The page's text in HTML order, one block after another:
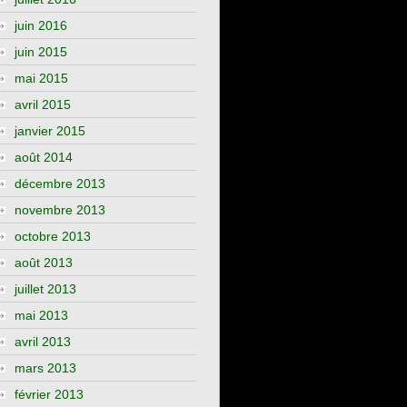
juin 2016
juin 2015
mai 2015
avril 2015
janvier 2015
août 2014
décembre 2013
novembre 2013
octobre 2013
août 2013
juillet 2013
mai 2013
avril 2013
mars 2013
février 2013